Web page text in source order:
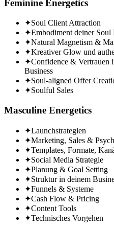
Feminine Energetics
✦Soul Client Attraction
✦Embodiment deiner Soul
✦Natural Magnetism &
✦Kreativer Glow und
✦Confidence & Vertrauen
Business
✦Soul-aligned Offer
✦Soulful Sales
Masculine Energetics
✦Launchstrategien
✦Marketing, Sales &
✦Templates, Formate,
✦Social Media Strategie
✦Planung & Goal Setting
✦Struktur in deinem
✦Funnels & Systeme
✦Cash Flow & Pricing
✦Content Tools
✦Technisches Vorgehen